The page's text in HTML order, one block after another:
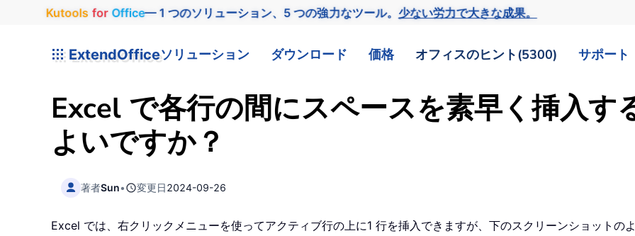
Kutools for Office— 1 つのソリューション、5 つの強力なツール。少ない労力で大きな成果。
ExtendOfficeソリューション ダウンロード 価格 オフィスのヒント(5300) サポート
Excel で各行の間にスペースを素早く挿入す
よいですか？
著者Sun• 変更日2024-09-26
Excel では、右クリックメニューを使ってアクティブ行の上に1 行を挿入できますが、下のスクリーンショットの